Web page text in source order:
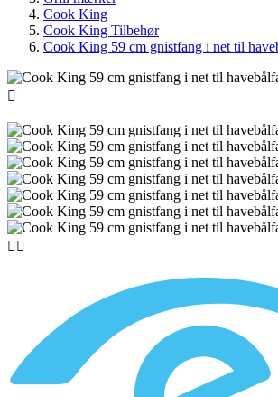
Cook King
Cook King Tilbehør
Cook King 59 cm gnistfang i net til

 